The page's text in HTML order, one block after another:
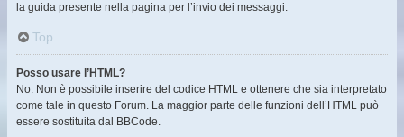
la guida presente nella pagina per l’invio dei messaggi.
Top
Posso usare l’HTML?
No. Non è possibile inserire del codice HTML e ottenere che sia interpretato
come tale in questo Forum. La maggior parte delle funzioni dell’HTML può
essere sostituita dal BBCode.